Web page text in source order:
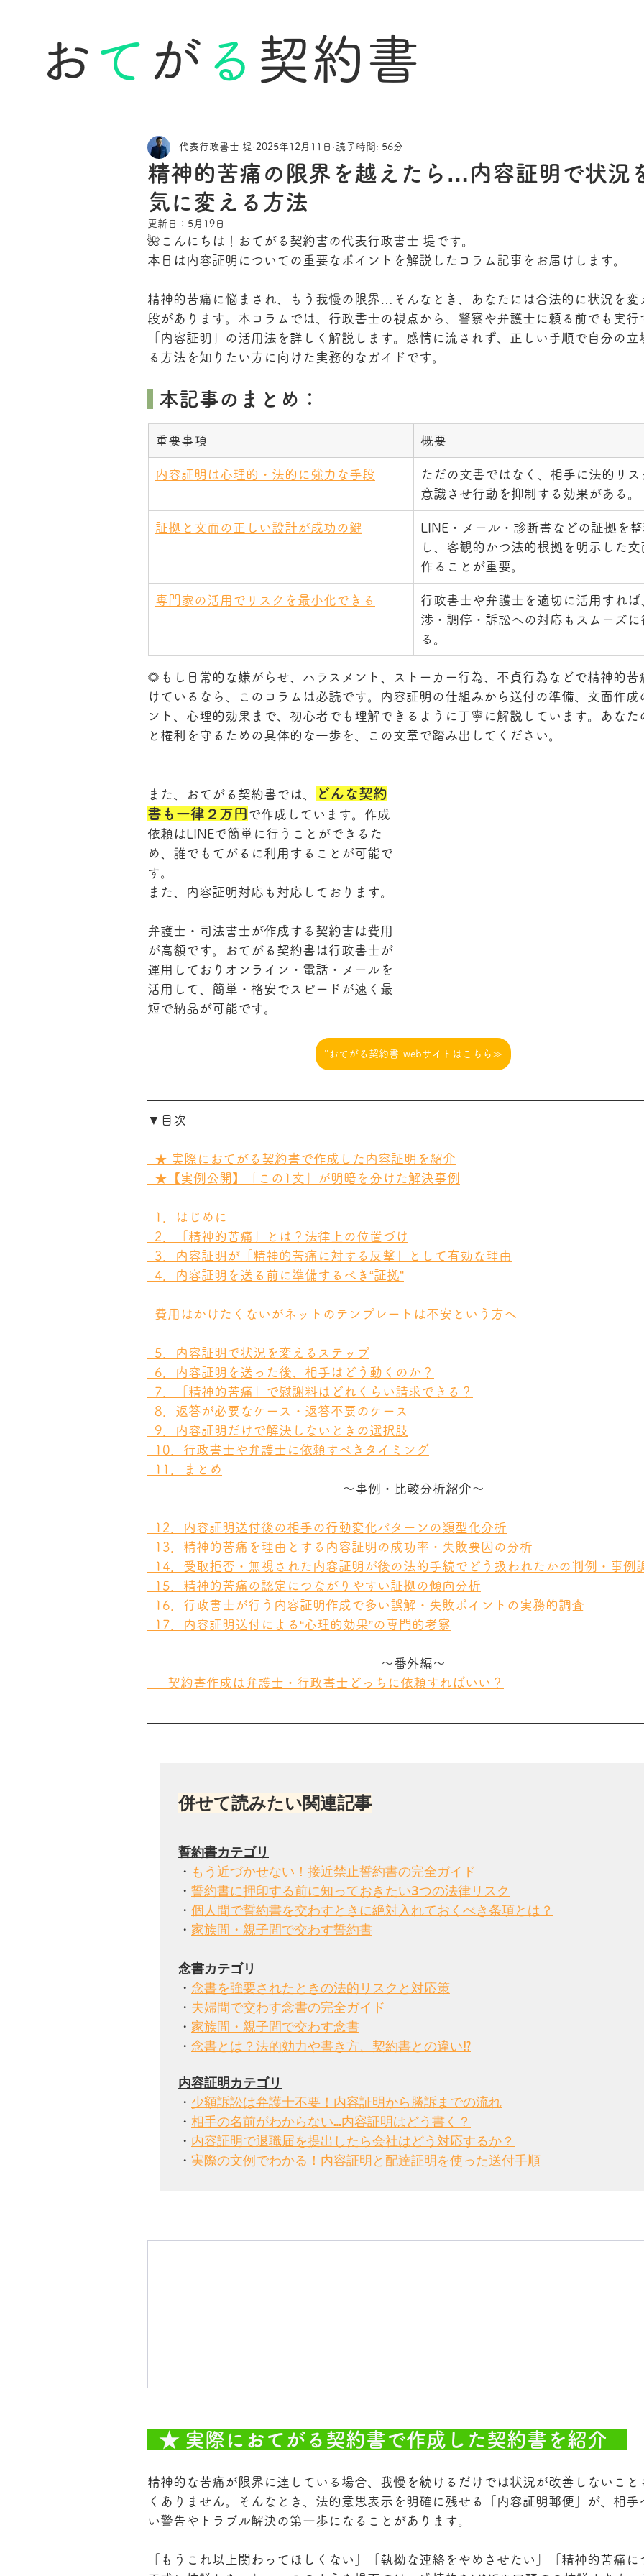
お て が る 契約書
精神的苦痛の限界を越えたら…内容証明で状況
気に変える方法
代表行政書士 堤 2025年12月11日 読了時間: 56分
更新日： 5月19日
🌺こんにちは！おてがる契約書の代表行政書士 堤です。
本日は内容証明についての重要なポイントを解説したコラム記事をお届けします。
精神的苦痛に悩まされ、もう我慢の限界…そんなとき、あなたには合法的に状況を変
段があります。本コラムでは、行政書士の視点から、警察や弁護士に頼る前でも実行
「内容証明」の活用法を詳しく解説します。感情に流されず、正しい手順で自分の立
る方法を知りたい方に向けた実務的なガイドです。
本記事のまとめ：
重要事項 概要
内容証明は心理的・法的に強力な手段
ただの文書ではなく、相手に法的リス
意識させ行動を抑制する効果がある。
証拠と文面の正しい設計が成功の鍵
LINE・メール・診断書などの証拠を
し、客観的かつ法的根拠を明示した文
作ることが重要。
専門家の活用でリスクを最小化できる
行政書士や弁護士を適切に活用すれば
渉・調停・訴訟への対応もスムーズに
る。
🌻もし日常的な嫌がらせ、ハラスメント、ストーカー行為、不貞行為などで精神的苦
けているなら、このコラムは必読です。内容証明の仕組みから送付の準備、文面作成
ント、心理的効果まで、初心者でも理解できるように丁寧に解説しています。あなた
と権利を守るための具体的な一歩を、この文章で踏み出してください。
また、おてがる契約書では、
どんな契約
書も一律２万円 で作成しています。作成
依頼はLINEで簡単に行うことができるた
め、誰でもてがるに利用することが可能で
す。
また、内容証明対応も対応しております。
弁護士・司法書士が作成する契約書は費用
が高額です。おてがる契約書は行政書士が
運用しておりオンライン・電話・メールを
活用して、簡単・格安でスピードが速く最
短で納品が可能です。
‘‘おてがる契約書‘‘webサイトはこちら≫
▼目次
★ 実際におてがる契約書で作成した内容証明を紹介
★【実例公開】「この1文」が明暗を分けた解決事例
1．はじめに
2．「精神的苦痛」とは？法律上の位置づけ
3．内容証明が「精神的苦痛に対する反撃」として有効な理由
4．内容証明を送る前に準備するべき“証拠”
費用はかけたくないがネットのテンプレートは不安という方へ
5．内容証明で状況を変えるステップ
6．内容証明を送った後、相手はどう動くのか？
7．「精神的苦痛」で慰謝料はどれくらい請求できる？
8．返答が必要なケース・返答不要のケース
9．内容証明だけで解決しないときの選択肢
10．行政書士や弁護士に依頼すべきタイミング
11．まとめ
～事例・比較分析紹介～
12．内容証明送付後の相手の行動変化パターンの類型化分析
13．精神的苦痛を理由とする内容証明の成功率・失敗要因の分析
14．受取拒否・無視された内容証明が後の法的手続でどう扱われたかの判例・事例
15．精神的苦痛の認定につながりやすい証拠の傾向分析
16．行政書士が行う内容証明作成で多い誤解・失敗ポイントの実務的調査
17．内容証明送付による“心理的効果”の専門的考察
～番外編～
契約書作成は弁護士・行政書士どっちに依頼すればいい？
併せて読みたい関連記事
誓約書カテゴリ
・ もう近づかせない！接近禁止誓約書の完全ガイド
・ 誓約書に押印する前に知っておきたい3つの法律リスク
・ 個人間で誓約書を交わすときに絶対入れておくべき条項とは？
・ 家族間・親子間で交わす誓約書
念書カテゴリ
・ 念書を強要されたときの法的リスクと対応策
・ 夫婦間で交わす念書の完全ガイド
・ 家族間・親子間で交わす念書
・ 念書とは？法的効力や書き方、契約書との違い⁉
・ 少額訴訟は弁護士不要！内容証明から勝訴までの流れ
・ 相手の名前がわからない…内容証明はどう書く？
・ 内容証明で退職届を提出したら会社はどう対応するか？
・ 実際の文例でわかる！内容証明と配達証明を使った送付手順
★ 実際におてがる契約書で作成した契約書を紹介
精神的な苦痛が限界に達している場合、我慢を続けるだけでは状況が改善しないこと
くありません。そんなとき、法的意思表示を明確に残せる「内容証明郵便」が、相手
い警告やトラブル解決の第一歩になることがあります。
「もうこれ以上関わってほしくない」「執拗な連絡をやめさせたい」「精神的苦痛に